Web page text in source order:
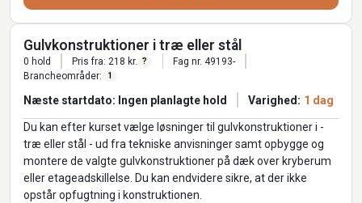
Gulvkonstruktioner i træ eller stål
0 hold Pris fra: 218 kr. ?
Fag nr. 49193-
Brancheområder:
1
Næste startdato: Ingen planlagte hold Varighed: 1 dag
Du kan efter kurset vælge løsninger til gulvkonstruktioner i -
træ eller stål - ud fra tekniske anvisninger samt opbygge og
montere de valgte gulvkonstruktioner på dæk over kryberum
eller etageadskillelse. Du kan endvidere sikre, at der ikke
opstår opfugtning i konstruktionen.